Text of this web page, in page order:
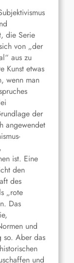
die Serie
von „der
aus zu
Kunst etwas
wenn man
der
angewendet
ist. Eine
den
des
„rote
Das
und
so. Aber das
und